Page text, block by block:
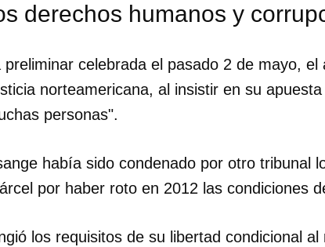
derechos humanos y
preliminar celebrada el pasado 2 de mayo,
norteamericana, al insistir en su
personas".
había sido condenado por otro tribunal
por haber roto en 2012 las condiciones
los requisitos de su libertad condicional